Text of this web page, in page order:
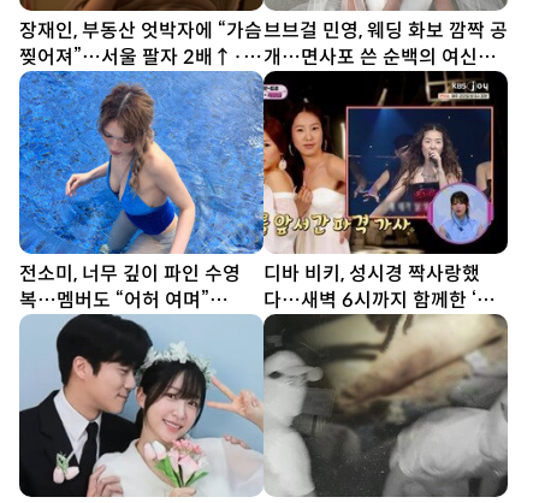
장재인, 부동산 엇박자에 “가슴
찢어져”…서울 팔자 2배↑·김
포는 ↓
브브걸 민영, 웨딩 화보 깜짝 공
개…면사포 쓴 순백의 여신
[DA★]
전소미, 너무 깊이 파인 수영
복…멤버도 “어허 여며”
[DA★]
디바 비키, 성시경 짝사랑했
다…새벽 6시까지 함께한 ‘설
렁탕 엔딩’(힛트쏭)